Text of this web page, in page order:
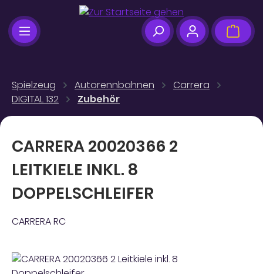
Zum Hauptinhalt springen
Spielzeug Autorennbahnen
Carrera
DIGITAL 132
Zubehör
CARRERA 20020366 2
LEITKIELE INKL. 8
DOPPELSCHLEIFER
CARRERA RC
Bildergalerie überspringen